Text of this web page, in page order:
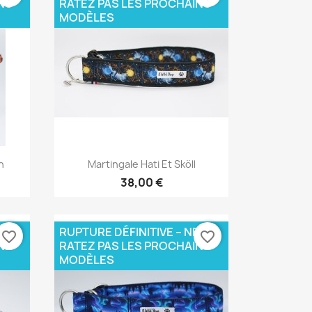
Aperçu rapide
Martingale Hati Et Sköll
38,00 €
RATEZ PAS LES PROCHAINS
MODÈLES
favorite_border
RUPTURE DÉFINITIVE – NE
RATEZ PAS LES PROCHAINS
MODÈLES
favorite_border